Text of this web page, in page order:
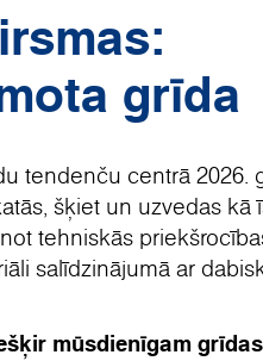
grīda
tendenču centrā 2026.
šķiet un uzvedas kā
tehniskās
salīdzinājumā ar
mūsdienīgam